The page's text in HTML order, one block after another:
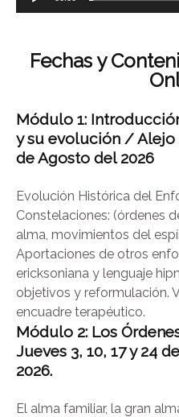
Fechas y
Módulo 1:
y su evolución / Alejo
de Agosto del 2026
Evolución Histórica del
Constelaciones: (órdenes
alma, movimientos del
Aportaciones de otros
ericksoniana y lenguaje
objetivos y reformulación.
encuadre terapéutico.
Módulo 2: Los
Jueves 3, 10, 17 y 24
2026.
El alma familiar, la gran